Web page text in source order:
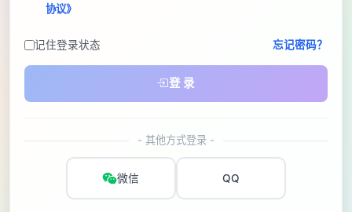
协议》
记住登录状态 忘记密码？
登 录
- 其他方式登录 -
微信 QQ